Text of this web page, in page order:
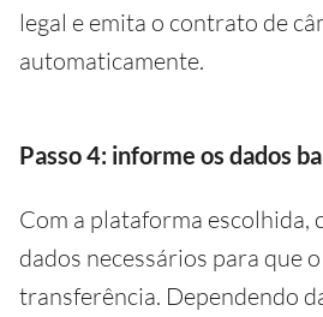
legal e emita o contrato de
automaticamente.
Passo 4: informe os dados
Com a plataforma escolhida,
dados necessários para que
transferência. Dependendo